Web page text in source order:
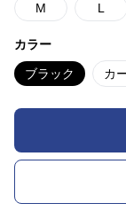
M L
カラー
ブラック カ